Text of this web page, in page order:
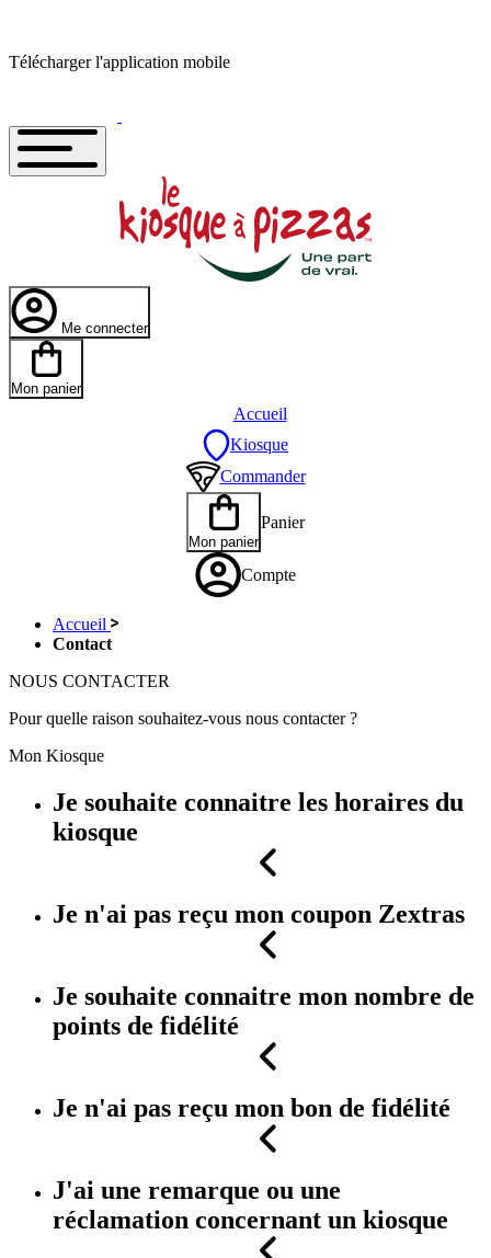
Télécharger l'application mobile
Me connecter
Mon panier
Accueil
Kiosque
Commander
Mon panier
Panier
Compte
Accueil
Contact
NOUS CONTACTER
Pour quelle raison souhaitez-vous nous contacter ?
Mon Kiosque
Je souhaite connaitre les horaires du
kiosque
Je n'ai pas reçu mon coupon Zextras
Je souhaite connaitre mon nombre de
points de fidélité
Je n'ai pas reçu mon bon de fidélité
J'ai une remarque ou une
réclamation concernant un kiosque